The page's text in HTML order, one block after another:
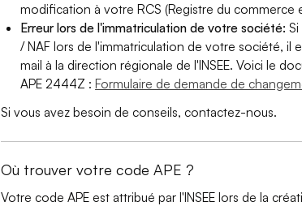
modification à votre RCS (Registre du
Erreur lors de l'immatriculation de votre société:
/ NAF lors de l'immatriculation de votre société, il
mail à la direction régionale de l'INSEE. Voici le
APE 2444Z :Formulaire de demande de
Si vous avez besoin de conseils, contactez-nous.
Où trouver votre code APE ?
Votre code APE est attribué par l'INSEE lors de la